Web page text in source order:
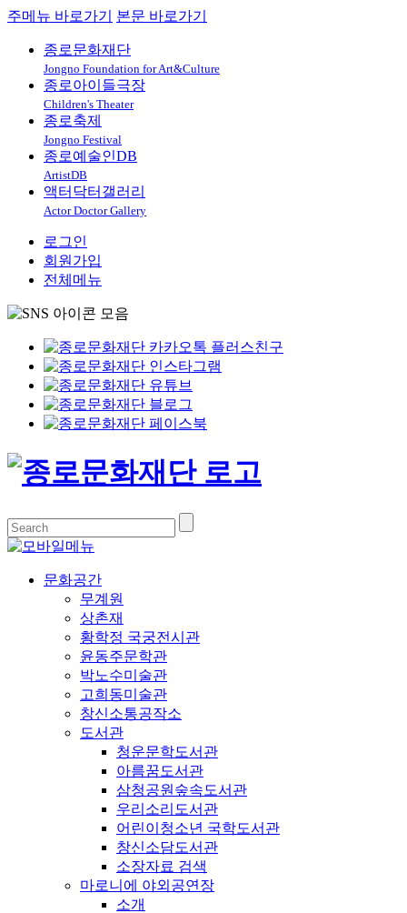
주메뉴 바로가기 본문 바로가기
종로문화재단
Jongno Foundation for Art&Culture
종로아이들극장
Children's Theater
종로축제
Jongno Festival
종로예술인DB
ArtistDB
액터닥터갤러리
Actor Doctor Gallery
로그인
회원가입
전체메뉴
문화공간
무계원
상촌재
황학정 국궁전시관
윤동주문학관
박노수미술관
고희동미술관
창신소통공작소
도서관
청운문학도서관
아름꿈도서관
삼청공원숲속도서관
우리소리도서관
어린이청소년 국학도서관
창신소담도서관
소장자료 검색
마로니에 야외공연장
소개